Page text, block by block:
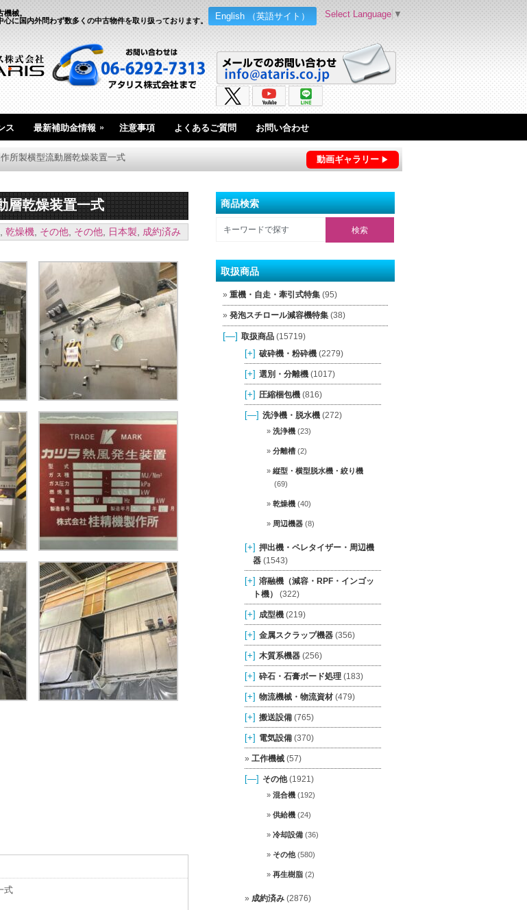
English （英語サイト）
機械。
心に国内外問わず数多くの中古物件を取り扱っております。
Select Language ▼
ス 最新補助金情報 » 注意事項 よくあるご質問 お問い合わせ
動画ギャラリー
所製横型流動層乾燥装置一式
層乾燥装置一式
,乾燥機, その他, その他, 日本製, 成約済み
式
商品検索
取扱商品
重機・自走・牽引式特集(95)
発泡スチロール減容機特集(38)
[—] 取扱商品(15719)
[+] 破砕機・粉砕機(2279)
[+] 選別・分離機(1017)
[+] 圧縮梱包機(816)
[—] 洗浄機・脱水機(272)
洗浄機(23)
分離槽(2)
縦型・横型脱水機・絞り機
(69)
乾燥機(40)
周辺機器(8)
[+] 押出機・ペレタイザー・周辺機
器(1543)
[+] 溶融機（減容・RPF・インゴッ
ト機）
(322)
[+] 成型機(219)
[+] 金属スクラップ機器(356)
[+] 木質系機器(256)
[+] 砕石・石膏ボード処理(183)
[+] 物流機械・物流資材(479)
[+] 搬送設備(765)
[+] 電気設備(370)
工作機械(57)
[—] その他(1921)
混合機(192)
供給機(24)
冷却設備(36)
その他(580)
再生樹脂(2)
成約済み(2876)